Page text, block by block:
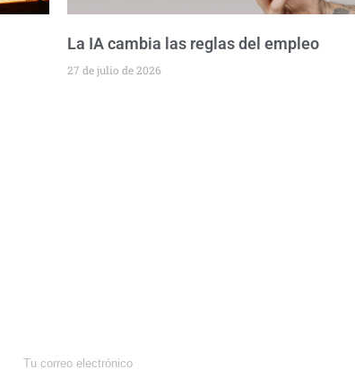
La IA cambia las reglas del empleo
27 de julio de 2026